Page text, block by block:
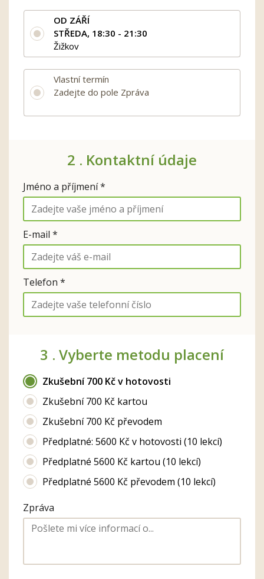
OD ZÁŘÍ
STŘEDA, 18:30 - 21:30
Žižkov
Vlastní termín
Zadejte do pole Zpráva
2 . Kontaktní údaje
Jméno a příjmení *
E-mail *
Telefon *
3 . Vyberte metodu placení
Zkušební 700 Kč v hotovosti
Zkušební 700 Kč kartou
Zkušební 700 Kč převodem
Předplatné: 5600 Kč v hotovosti (10 lekcí)
Předplatné 5600 Kč kartou (10 lekcí)
Předplatné 5600 Kč převodem (10 lekcí)
Zpráva